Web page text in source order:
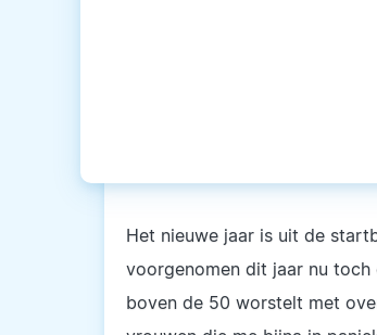
Het nieuwe jaar is uit de
voorgenomen dit jaar nu
boven de 50 worstelt met